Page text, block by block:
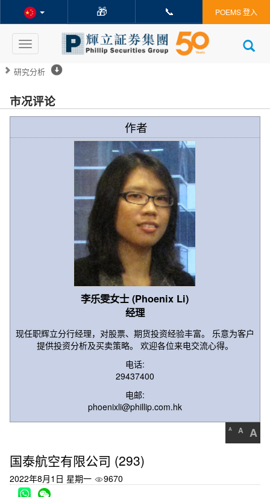
🎁 📞 POEMS 登入
Toggle
navigation
研究分析
市况评论
作者
李乐雯女士 (Phoenix Li)
经理
现任职辉立分行经理，对股票、期货投资经验丰富。 乐意为客户
提供投资分析及买卖策略。 欢迎各位来电交流心得。
电话:
29437400
电邮:
phoenixli@phillip.com.hk
A A A
国泰航空有限公司 (293)
2022年8月1日 星期一 9670